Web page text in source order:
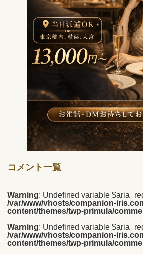
コメント一覧
Warning: Undefined variable
/var/www/vhosts/companion-
content/themes/twp-primula/
Warning: Undefined variable
/var/www/vhosts/companion-
content/themes/twp-primula/